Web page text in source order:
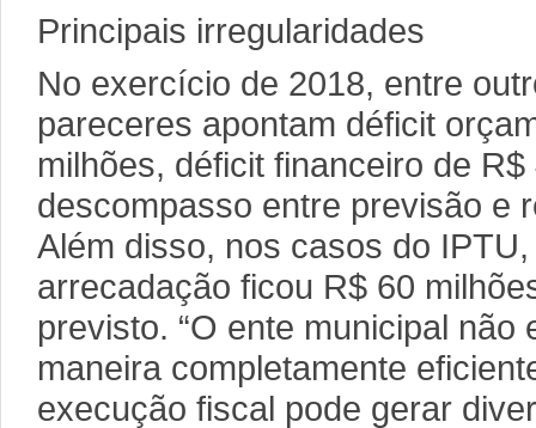
Principais irregularidades
No exercício de 2018, entre
pareceres apontam déficit
milhões, déficit financeiro de
descompasso entre previsão e
Além disso, nos casos do
arrecadação ficou R$ 60
previsto. “O ente municipal não
maneira completamente
execução fiscal pode gerar